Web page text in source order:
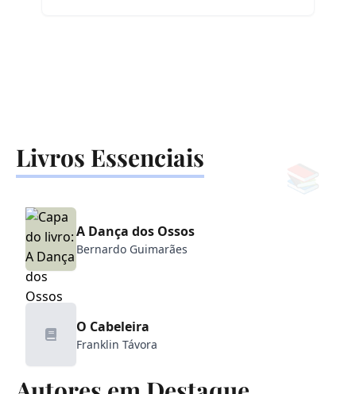
📚
Livros Essenciais
A Dança dos Ossos
Bernardo Guimarães
O Cabeleira
Franklin Távora